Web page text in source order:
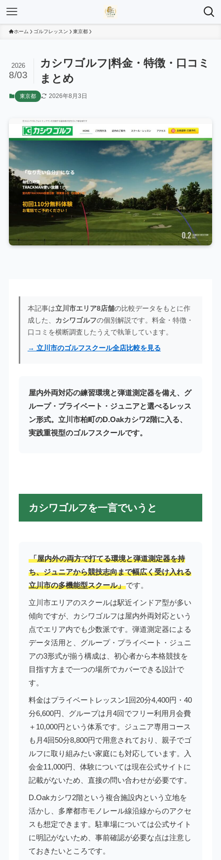
ホーム ゴルフレッスン 東京都
カシワゴルフ|料金・特徴・口コミ
まとめ
2026
8/03
東京都 2026年8月3日
本記事は立川市エリア8店舗の比較データをもとに作
成した、 カシワゴルフの個別解説です。料金・特徴・
口コミを横断調査したうえで執筆しています。
→ 立川市のゴルフスクール全店比較を見る
屋内外両対応の練習環境と弾道測定器を備え、グ
ループ・プライベート・ジュニアと選べるレッス
ン形式。立川市柏町のD.Oakカシワ2階に入る、
実践重視型のゴルフスクールです。
カシワゴルフを一言でいうと
「屋内外の両方で打てる環境と弾道測定器を持
ち、ジュニアから競技志向まで幅広く受け入れる
立川市の多機能型スクール」です。
立川市エリアのスクールは駅近インドア型が多い
傾向ですが、カシワゴルフは屋内外両対応という
点でエリア内でも少数派です。弾道測定器による
データ活用と、グループ・プライベート・ジュニ
アの3形式が揃う構成は、初心者から本格競技を
目指す方まで一つの場所でカバーできる設計で
す。
料金はプライベートレッスン1回20分4,400円・40
分6,600円、グループは月4回でフリー利用月会費
＋10,000円という体系です。ジュニア専用コース
も月4回50分8,800円で用意されており、親子でゴ
ルフに取り組みたい家庭にも対応しています。入
会金11,000円、体験については現在公式サイトに
記載がないため、直接の問い合わせが必要です。
D.Oakカシワ2階という複合施設内という立地を
活かし、多摩都市モノレール線沿線からのアクセ
スも想定できます。駐車場については公式サイト
に明記がないため、事前確認が必要な点は注意し
ておきたいところです。